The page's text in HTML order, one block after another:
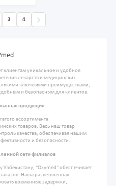
3 4
клиентам уникальное и удобное
лекарств и медицинских
ключевыми преимуществами,
и безопасным для клиентов.
продукция
ассортимента
товаров. Весь наш товар
качества, обеспечивая нашим
и безопасности.
сети филиалов
"Oxymed" обеспечивает
Наша разветвленная
временные задержки,